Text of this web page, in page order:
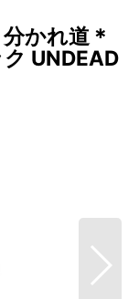
かれ道＊
UNDEAD